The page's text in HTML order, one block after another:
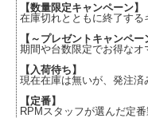
【数量限定キャンペーン】
在庫切れとともに終了する
【～プレゼントキャンペー
期間や台数限定でお得なオ
【入荷待ち】
現在在庫は無いが、発注済
【定番】
RPMスタッフが選んだ定番